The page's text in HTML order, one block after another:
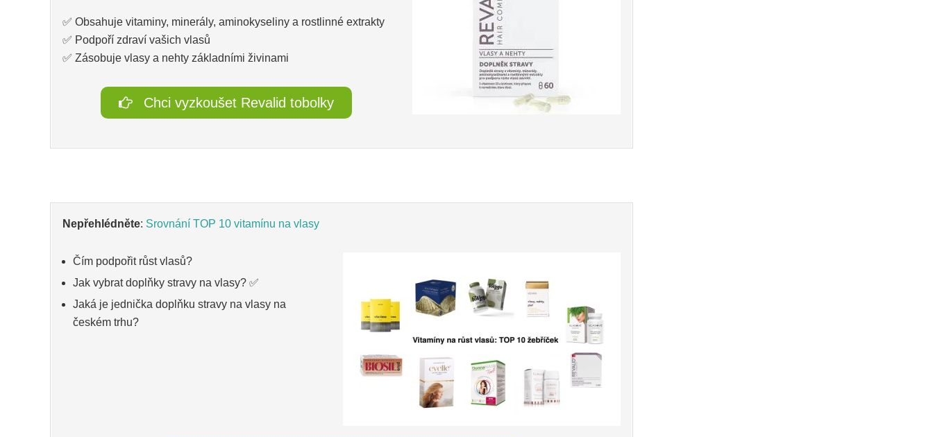
✅ Obsahuje vitaminy, minerály, aminokyseliny a rostlinné extrakty
✅ Podpoří zdraví vašich vlasů
✅ Zásobuje vlasy a nehty základními živinami
Chci vyzkoušet Revalid tobolky
Nepřehlédněte: Srovnání TOP 10 vitamínu na vlasy
Čím podpořit růst vlasů?
Jak vybrat doplňky stravy na vlasy? ✅
Jaká je jednička doplňku stravy na vlasy na
českém trhu?